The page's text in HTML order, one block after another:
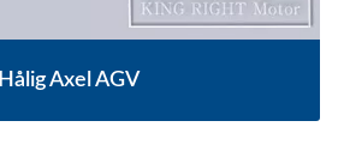
Hålig Axel AGV